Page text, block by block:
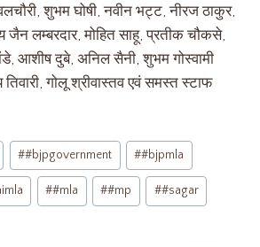
शुभम घोषी, नवीन भट्ट, नीरज ठाकुर,
जैन लम्बरदार, मोहित साहू, प्रतीक चौकसे,
आशीष दुबे, अनिल सैनी, शुभम गोस्वामी
तिवारी, गोलू श्रीवास्तव एवं समस्त स्टाफ
##bjpgovernment ##bjpmla
##mla ##mp ##sagar